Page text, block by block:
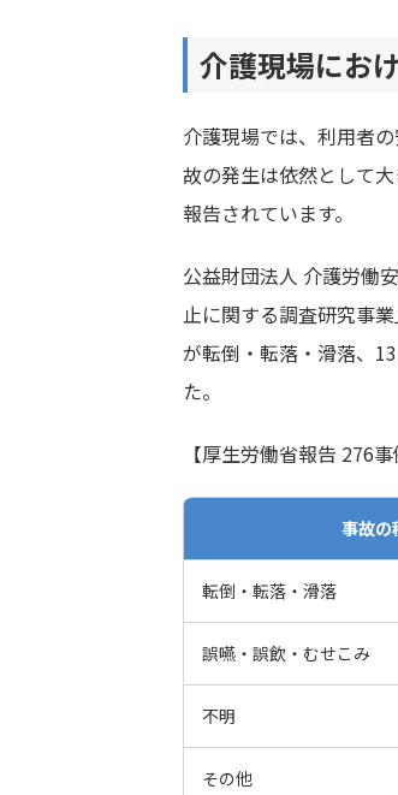
介護現場にお
介護現場では、利用者
故の発生は依然として
報告されています。
公益財団法人 介護労働
止に関する調査研究事
が転倒・転落・滑落、
た。
【厚生労働省報告 276
事故の
転倒・転落・滑落
誤嚥・誤飲・むせこみ
不明
その他